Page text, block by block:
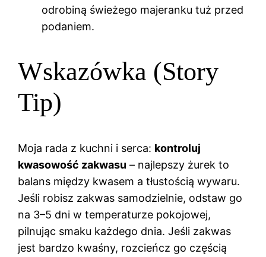
odrobiną świeżego majeranku tuż przed
podaniem.
Wskazówka (Story
Tip)
Moja rada z kuchni i serca: kontroluj
kwasowość zakwasu – najlepszy żurek to
balans między kwasem a tłustością wywaru.
Jeśli robisz zakwas samodzielnie, odstaw go
na 3–5 dni w temperaturze pokojowej,
pilnując smaku każdego dnia. Jeśli zakwas
jest bardzo kwaśny, rozcieńcz go częścią